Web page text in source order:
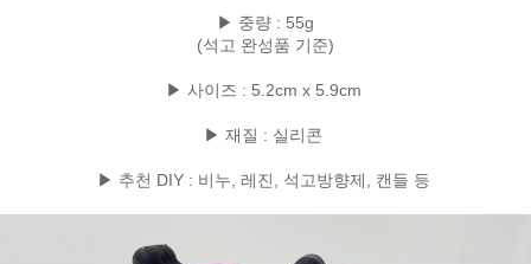
▶ 중량 : 55g
(석고 완성품 기준)
▶ 사이즈 : 5.2cm x 5.9cm
▶ 재질 : 실리콘
▶ 추천 DIY : 비누, 레진, 석고방향제, 캔들 등